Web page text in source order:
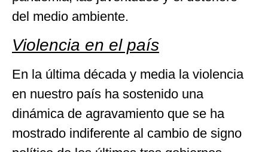
del medio ambiente.
Violencia en el país
En la última década y media la violencia
en nuestro país ha sostenido una
dinámica de agravamiento que se ha
mostrado indiferente al cambio de signo